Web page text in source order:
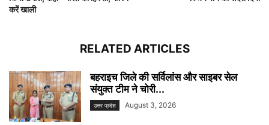
करें खाली
RELATED ARTICLES
बहराइच जिले की सर्विलांस और साइबर सेल
संयुक्त टीम ने चोरी...
उत्तर प्रदेश August 3, 2026